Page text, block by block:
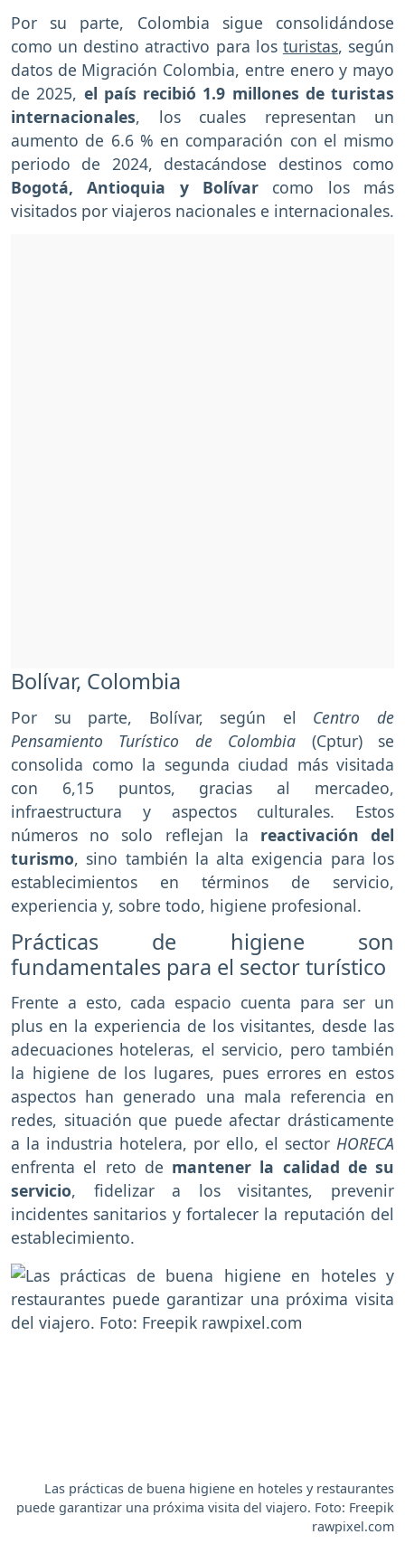
Por su parte, Colombia sigue consolidándose
como un destino atractivo para los turistas, según
datos de Migración Colombia, entre enero y mayo
de 2025, el país recibió 1.9 millones de turistas
internacionales, los cuales representan un
aumento de 6.6 % en comparación con el mismo
periodo de 2024, destacándose destinos como
Bogotá, Antioquia y Bolívar como los más
visitados por viajeros nacionales e internacionales.
Bolívar, Colombia
Por su parte, Bolívar, según el Centro de
Pensamiento Turístico de Colombia (Cptur) se
consolida como la segunda ciudad más visitada
con 6,15 puntos, gracias al mercadeo,
infraestructura y aspectos culturales. Estos
números no solo reflejan la reactivación del
turismo, sino también la alta exigencia para los
establecimientos en términos de servicio,
experiencia y, sobre todo, higiene profesional.
Prácticas de higiene son
fundamentales para el sector turístico
Frente a esto, cada espacio cuenta para ser un
plus en la experiencia de los visitantes, desde las
adecuaciones hoteleras, el servicio, pero también
la higiene de los lugares, pues errores en estos
aspectos han generado una mala referencia en
redes, situación que puede afectar drásticamente
a la industria hotelera, por ello, el sector HORECA
enfrenta el reto de mantener la calidad de su
servicio, fidelizar a los visitantes, prevenir
incidentes sanitarios y fortalecer la reputación del
establecimiento.
Las prácticas de buena higiene en hoteles y restaurantes
puede garantizar una próxima visita del viajero. Foto: Freepik
rawpixel.com